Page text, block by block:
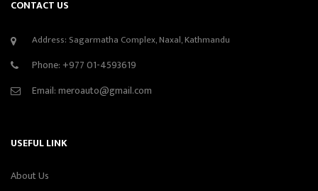
CONTACT US
Address: Sagarmatha Complex, Naxal, Kathmandu
Phone: +977 01-4593619
Email:meroauto@gmail.com
USEFUL LINK
About Us